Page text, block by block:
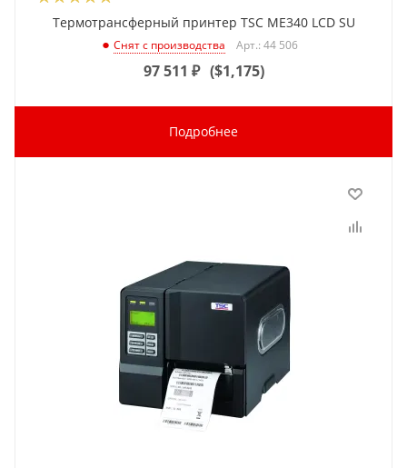
Термотрансферный принтер TSC ME340 LCD SU
Снят с производства Арт.: 44 506
97 511 ₽ ($1,175)
Подробнее